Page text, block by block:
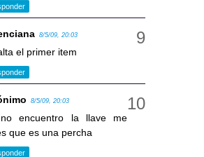
8/5/09, 20:03
el primer item
8/5/09, 20:03
encuentro la llave me
que es una percha